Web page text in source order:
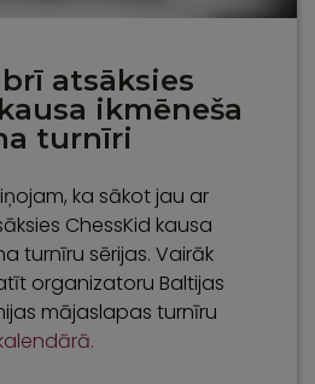
atsāksies
ikmēneša
turnīri
ka sākot jau ar
ChessKid kausa
turnīru sērijas. Vairāk
organizatoru Baltijas
mājaslapas turnīru